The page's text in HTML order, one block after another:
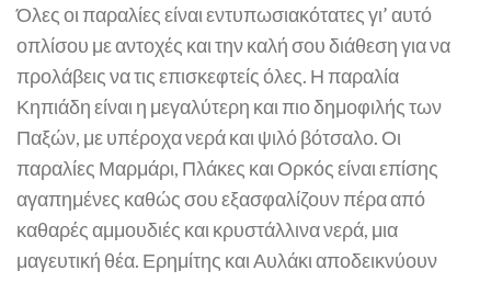
Όλες οι παραλίες είναι εντυπωσιακότατες γι’ αυτό
οπλίσου με αντοχές και την καλή σου διάθεση για να
προλάβεις να τις επισκεφτείς όλες. Η παραλία
Κηπιάδη είναι η μεγαλύτερη και πιο δημοφιλής των
Παξών, με υπέροχα νερά και ψιλό βότσαλο. Οι
παραλίες Μαρμάρι, Πλάκες και Ορκός είναι επίσης
αγαπημένες καθώς σου εξασφαλίζουν πέρα από
καθαρές αμμουδιές και κρυστάλλινα νερά, μια
μαγευτική θέα. Ερημίτης και Αυλάκι αποδεικνύουν